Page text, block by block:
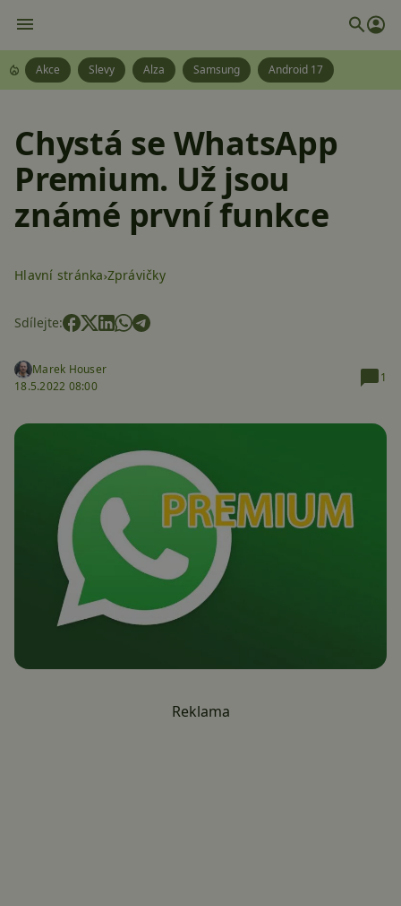
Akce Slevy Alza Samsung Android 17
Chystá se WhatsApp
Premium. Už jsou
známé první funkce
Hlavní stránka Zprávičky
Sdílejte:
Marek Houser
18.5.2022 08:00
1
Reklama